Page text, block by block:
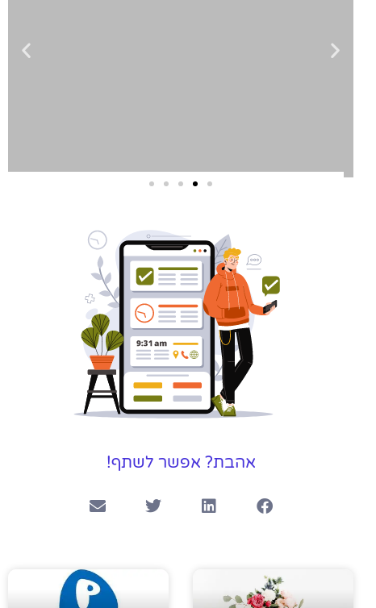
שירותי פרסום
וקידום
באינטרנט
בעל/ת עסק? סוכנות ניהול
מוניטין לקידום, שיווק ופרסום
באינטרנט כאן עבורך!
לפרטים
אהבת? אפשר לשתף!